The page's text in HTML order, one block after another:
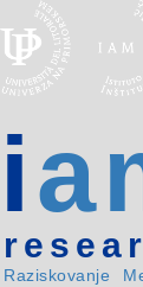
i
Raziskovanje